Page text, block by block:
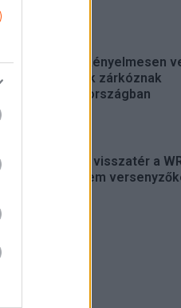
Suárez kényelmesen
Németék zárkóznak
Spanyolországban
Munster visszatér a
be, de nem